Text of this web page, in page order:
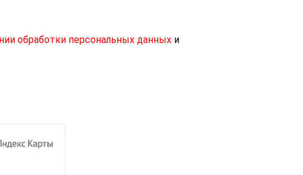
обработки персональных данных и